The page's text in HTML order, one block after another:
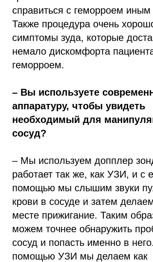
справиться с геморроем иным
Также процедура очень
симптомы зуда, которые
немало дискомфорта
геморроем.
– Вы используете
аппаратуру, чтобы увидеть
необходимый для
сосуд?
– Мы используем допплер
работает так же, как УЗИ, и с
помощью мы слышим звуки
крови в сосуде и затем
месте прижигание. Таким
можем точнее обнаружить
сосуд и попасть именно в
помощью УЗИ мы делаем как